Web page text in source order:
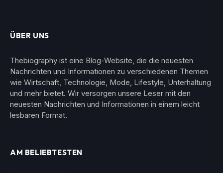
ÜBER UNS
Thebiography ist eine Blog-Website, die die neuesten
Nachrichten und Informationen zu verschiedenen Themen
wie Wirtschaft, Technologie, Mode, Lifestyle, Unterhaltung
und mehr bietet. Wir versorgen unsere Leser mit den
neuesten Nachrichten und Informationen in einem leicht
lesbaren Format.
AM BELIEBTESTEN